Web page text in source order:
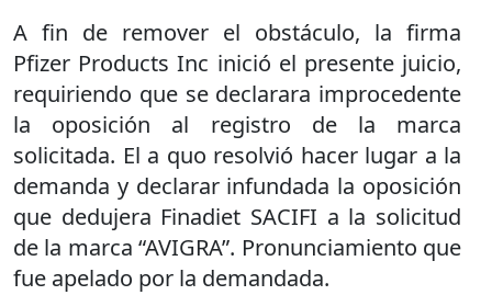
A fin de remover el obstáculo, la firma
Pfizer Products Inc inició el presente juicio,
requiriendo que se declarara improcedente
la oposición al registro de la marca
solicitada. El a quo resolvió hacer lugar a la
demanda y declarar infundada la oposición
que dedujera Finadiet SACIFI a la solicitud
de la marca “AVIGRA”. Pronunciamiento que
fue apelado por la demandada.